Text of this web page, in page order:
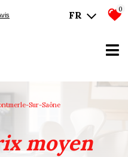
FR
0
Sur-Saône